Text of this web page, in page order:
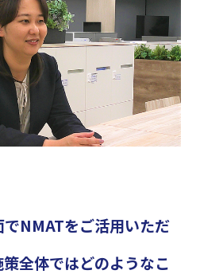
NMATをご活用いただ
全体ではどのようなこ